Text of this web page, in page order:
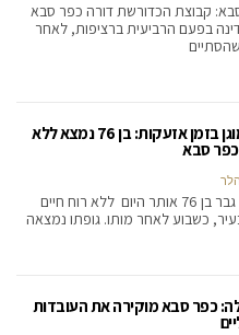
קבוצת הכדורשת דורה כפר סבא
בפעם הרביעית ברציפות, לאחר
לא ירד למרחב המוגן בזמן אזעקות: בן 76 נמצא ללא
סבא
טרגדיה בכפר סבא: גבר בן 76 אותר היום ללא רוח חיים
כשבוע לאחר מותו. גופתו נמצאה
כפר סבא מוקירה את העובדות